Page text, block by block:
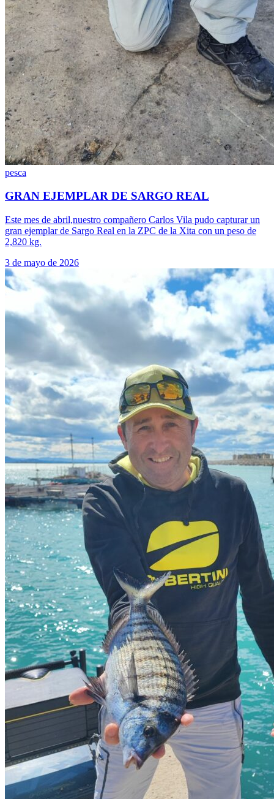
pesca
GRAN EJEMPLAR DE SARGO REAL
Este mes de abril,nuestro compañero Carlos Vila pudo capturar un
gran ejemplar de Sargo Real en la ZPC de la Xita con un peso de
2,820 kg.
3 de mayo de 2026